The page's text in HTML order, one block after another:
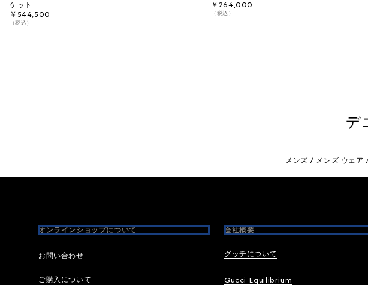
ケット
￥544,500
（税込）
￥264,000
（税込）
デ
メンズ メンズ ウェア
オンラインショップについて
お問い合わせ
ご購入について
会社概要
グッチについて
Gucci Equilibrium